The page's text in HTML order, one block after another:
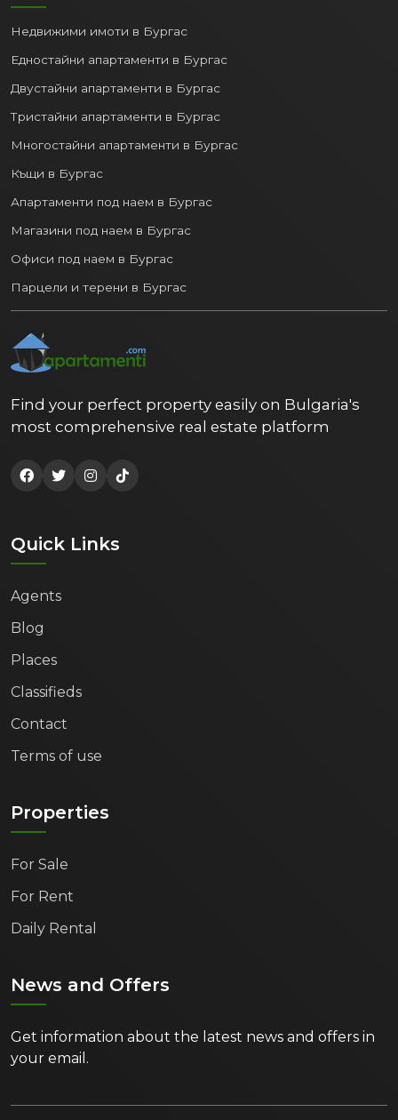
Недвижими имоти в Бургас
Едностайни апартаменти в Бургас
Двустайни апартаменти в Бургас
Тристайни апартаменти в Бургас
Многостайни апартаменти в Бургас
Къщи в Бургас
Апартаменти под наем в Бургас
Магазини под наем в Бургас
Офиси под наем в Бургас
Парцели и терени в Бургас
Find your perfect property easily on Bulgaria's
most comprehensive real estate platform
Quick Links
Agents
Blog
Places
Classifieds
Contact
Terms of use
Properties
For Sale
For Rent
Daily Rental
News and Offers
Get information about the latest news and offers in
your email.